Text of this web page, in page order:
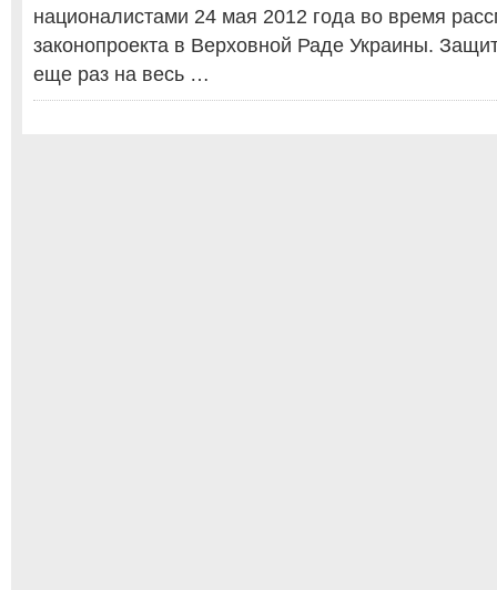
националистами 24 мая 2012 года во время
законопроекта в Верховной Раде Украины.
еще раз на весь …